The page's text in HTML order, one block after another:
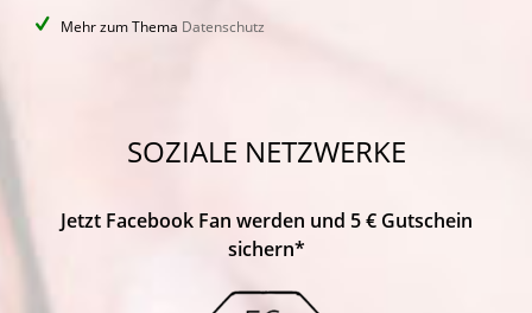
Mehr zum Thema Datenschutz
SOZIALE NETZWERKE
Jetzt Facebook Fan werden und 5 € Gutschein
sichern*